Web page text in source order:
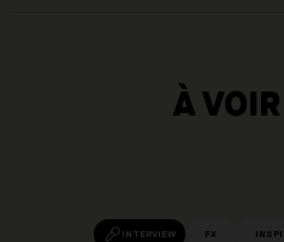
À
INTERVIEW FX